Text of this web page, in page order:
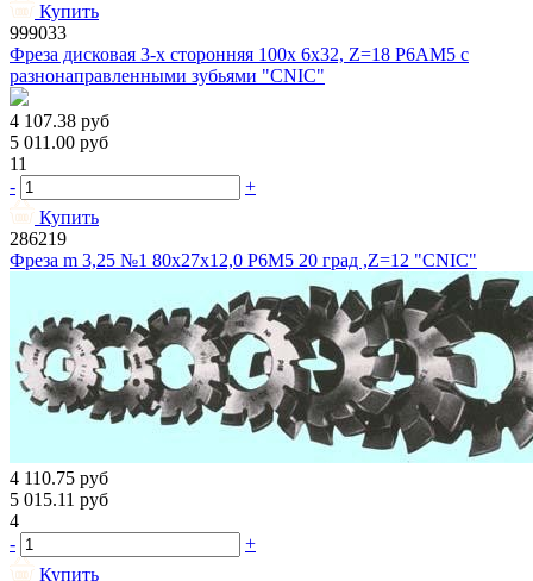
Купить
999033
Фреза дисковая 3-х сторонняя 100х 6х32, Z=18 Р6АМ5 с
разнонаправленными зубьями "CNIC"
4 107.38 руб
5 011.00 руб
11
-
+
Купить
286219
Фреза m 3,25 №1 80х27х12,0 Р6М5 20 град ,Z=12 "CNIC"
4 110.75 руб
5 015.11 руб
4
-
+
Купить